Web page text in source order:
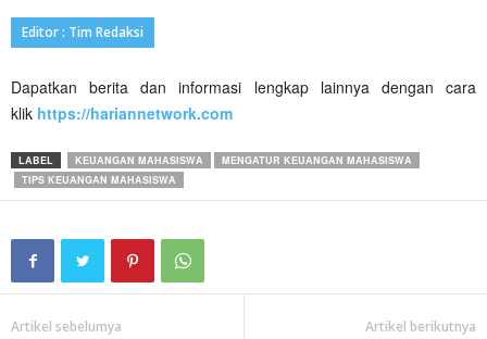
Editor : Tim Redaksi
Dapatkan berita dan informasi lengkap lainnya dengan cara
klik https://hariannetwork.com
LABEL KEUANGAN MAHASISWA
MENGATUR KEUANGAN MAHASISWA
TIPS KEUANGAN MAHASISWA
Artikel sebelumya Artikel berikutnya